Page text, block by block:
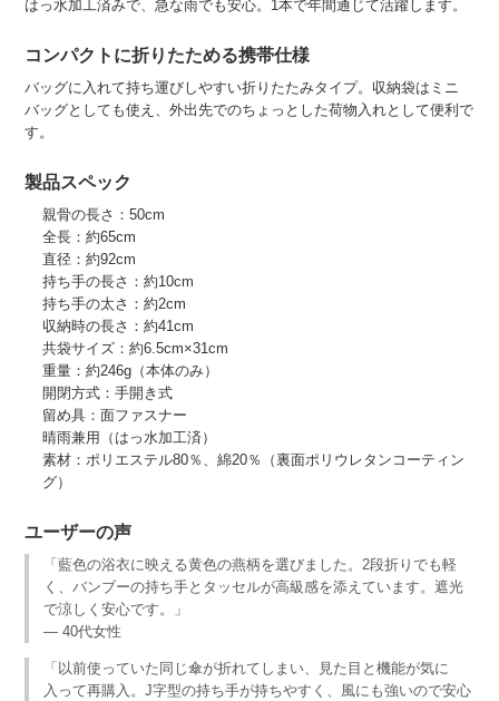
はっ水加工済みで、急な雨でも安心。1本で年間通じて活躍します。
コンパクトに折りたためる携帯仕様
バッグに入れて持ち運びしやすい折りたたみタイプ。収納袋はミニ
バッグとしても使え、外出先でのちょっとした荷物入れとして便利で
す。
製品スペック
親骨の長さ：50cm
全長：約65cm
直径：約92cm
持ち手の長さ：約10cm
持ち手の太さ：約2cm
収納時の長さ：約41cm
共袋サイズ：約6.5cm×31cm
重量：約246g（本体のみ）
開閉方式：手開き式
留め具：面ファスナー
晴雨兼用（はっ水加工済）
素材：ポリエステル80％、綿20％（裏面ポリウレタンコーティン
グ）
ユーザーの声
「藍色の浴衣に映える黄色の燕柄を選びました。2段折りでも軽
く、バンブーの持ち手とタッセルが高級感を添えています。遮光
で涼しく安心です。」
— 40代女性
「以前使っていた同じ傘が折れてしまい、見た目と機能が気に
入って再購入。J字型の持ち手が持ちやすく、風にも強いので安心